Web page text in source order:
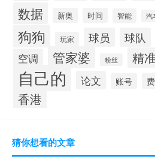
数据 新奥 时间 智能 汽
狗狗 玩家 球员 球队
空调 管家婆 粉丝 精准
自己的 论文 账号
香港
猜你想看的文章